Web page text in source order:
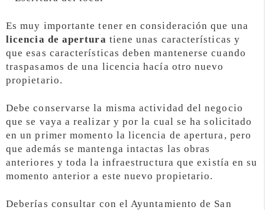
Es muy importante tener en consideración que una
licencia de apertura tiene unas características y
que esas características deben mantenerse cuando
traspasamos de una licencia hacía otro nuevo
propietario.
Debe conservarse la misma actividad del negocio
que se vaya a realizar y por la cual se ha solicitado
en un primer momento la licencia de apertura, pero
que además se mantenga intactas las obras
anteriores y toda la infraestructura que existía en su
momento anterior a este nuevo propietario.
Deberías consultar con el Ayuntamiento de San